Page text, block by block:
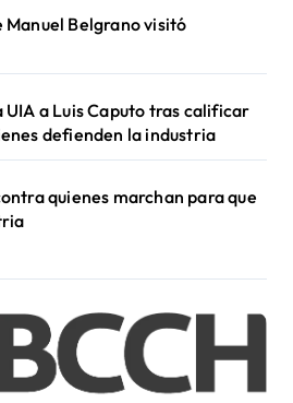
Manuel Belgrano visitó
UIA a Luis Caputo tras calificar
defienden la industria
quienes marchan para que